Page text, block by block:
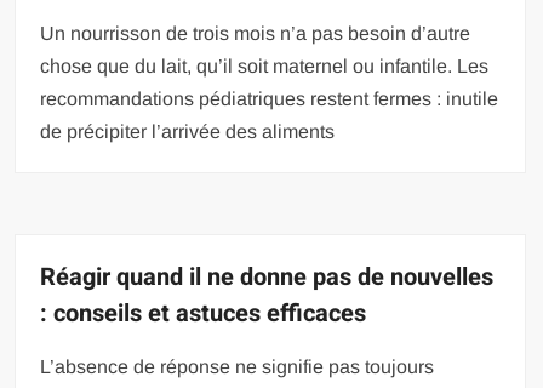
Un nourrisson de trois mois n’a pas besoin d’autre
chose que du lait, qu’il soit maternel ou infantile. Les
recommandations pédiatriques restent fermes : inutile
de précipiter l’arrivée des aliments
Réagir quand il ne donne pas de nouvelles
: conseils et astuces efficaces
L’absence de réponse ne signifie pas toujours